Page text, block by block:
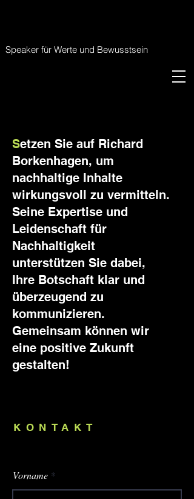
Speaker für Werte und Bewusstsein
Setzen Sie auf Richard
Borkenhagen, um
nachhaltige Inhalte
wirkungsvoll zu vermitteln.
Seine Expertise und
Leidenschaft für
Nachhaltigkeit
unterstützen Sie dabei,
Ihre Botschaft klar und
überzeugend zu
kommunizieren.
Gemeinsam können wir
eine positive Zukunft
gestalten!
KONTAKT
Vorname